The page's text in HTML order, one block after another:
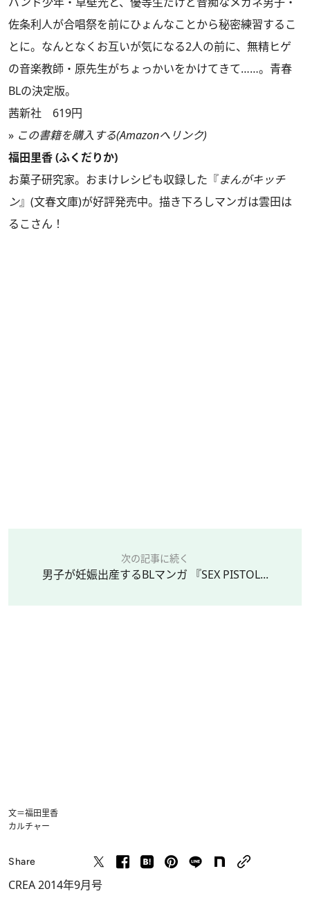
佐条利人が合唱祭を前にひょんなことから秘密練習するこ
とに。なんとなくお互いが気になる2人の前に、無精ヒゲ
の音楽教師・原先生がちょっかいをかけてきて……。青春
BLの決定版。
茜新社 619円
» この書籍を購入する(Amazonへリンク)
福田里香 (ふくだりか)
お菓子研究家。おまけレシピも収録した『まんがキッチ
ン』(文春文庫)が好評発売中。描き下ろしマンガは雲田は
るこさん！
次の記事に続く
男子が妊娠出産するBLマンガ 『SEX PISTOL...
文＝福田里香
カルチャー
Share
CREA 2014年9月号